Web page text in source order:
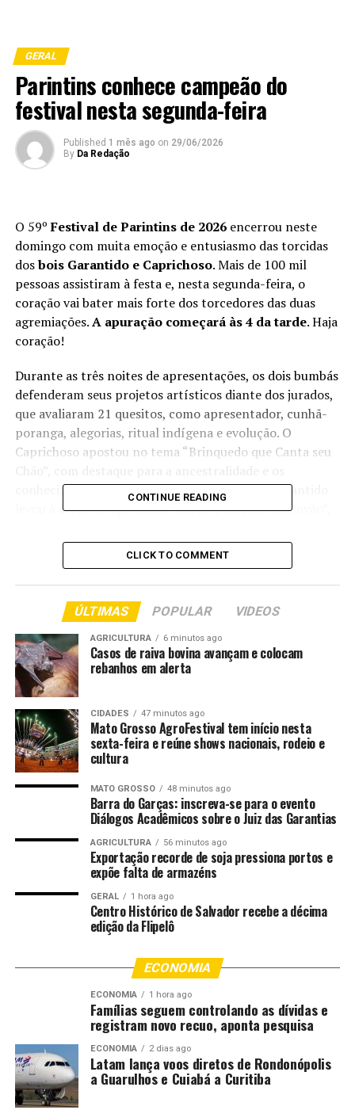
GERAL
Parintins conhece campeão do
festival nesta segunda-feira
Published 1 mês ago on 29/06/2026
By Da Redação
O 59ºFestival de Parintins de 2026 encerrou neste
domingo com muita emoção e entusiasmo das torcidas
dosbois Garantido e Caprichoso. Mais de 100 mil
pessoas assistiram à festa e, nesta segunda-feira, o
coração vai bater mais forte dos torcedores das duas
agremiações.A apuração começará às 4 da tarde. Haja
coração!
Durante as três noites de apresentações, os dois bumbás
defenderam seus projetos artísticos diante dos jurados,
que avaliaram 21 quesitos, como apresentador, cunhã-
poranga, alegorias, ritual indígena e evolução. O
Caprichoso apostou no tema “Brinquedo que Canta seu
conhecimentos dos povos da Amazônia. Já o Garantido
levou à arena o espetáculo “Boi do Povo, Boi do Povão”,
tradições amazônicas.
A leitura das notas seguirá as regras do festival e
definirá o grande vencedor da edição de 2026. A
expectativa é de mais um capítulo emocionante da
maior disputa folclórica do país, que todos os anos
mobiliza milhares de torcedores e fortalece a cultura
amazonense.
Fonte: EBC Cultura
Comentários
DESTAQUE
FESTIVAL NESTA
SEGUNDAFEIRA
Cinemato, em Cuiabá, discute migrações e mudanças
climáticas
São Marçal reúne grupos e celebra cultura do boi
CONTINUE READING
CLICK TO COMMENT
ÚLTIMAS POPULAR VIDEOS
AGRICULTURA 6 minutos ago
Casos de raiva bovina avançam e colocam
rebanhos em alerta
CIDADES 47 minutos ago
Mato Grosso AgroFestival tem início nesta
sexta-feira e reúne shows nacionais, rodeio e
cultura
MATO GROSSO 48 minutos ago
Barra do Garças: inscreva-se para o evento
Diálogos Acadêmicos sobre o Juiz das Garantias
AGRICULTURA 56 minutos ago
Exportação recorde de soja pressiona portos e
expõe falta de armazéns
GERAL 1 hora ago
Centro Histórico de Salvador recebe a décima
edição da Flipelô
ECONOMIA
ECONOMIA 1 hora ago
Famílias seguem controlando as dívidas e
registram novo recuo, aponta pesquisa
ECONOMIA 2 dias ago
Latam lança voos diretos de Rondonópolis
a Guarulhos e Cuiabá a Curitiba